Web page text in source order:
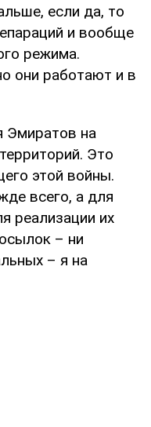
если да, то
и вообще
режима.
они работают и в
Эмиратов на
Это
этой войны.
всего, а для
реализации их
– ни
– я на